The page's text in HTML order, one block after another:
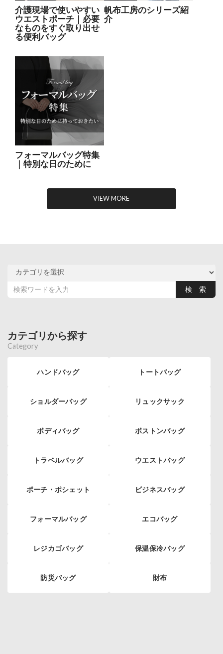
介護現場で使いやすい
ウエストポーチ｜必要
なものをすぐ取り出せ
る便利バッグ
帆布工房のシリーズ紹
介
フォーマルバッグ特集
｜特別な日のために
VIEW MORE
カテゴリから探す
Category
ハンドバッグ トートバッグ
ショルダーバッグ リュックサック
ボディバッグ ボストンバッグ
トラベルバッグ ウエストバッグ
ポーチ・ポシェット ビジネスバッグ
フォーマルバッグ エコバッグ
レジカゴバッグ 保温保冷バッグ
防災バッグ 財布